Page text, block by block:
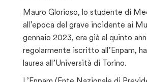
Mauro Glorioso, lo studente di
all’epoca del grave incidente ai
gennaio 2023, era già al quinto
regolarmente iscritto all’Enpam,
laurea all’Università di Torino.